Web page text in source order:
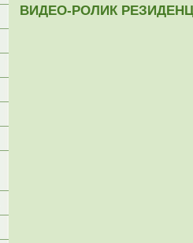
ВИДЕО-РОЛИК